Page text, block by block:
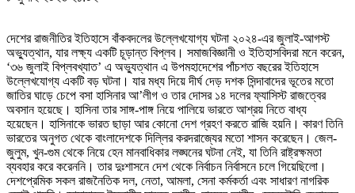
দেশের রাজনীতির ইতিহাসে বাঁকবদলের উল্লেখযোগ্য ঘটনা ২০২৪-এর জুলাই-আগস্ট
অভ্যুত্থান, যার লক্ষ্য একটি চূড়ান্ত বিপ্লব। সমাজবিজ্ঞানী ও ইতিহাসবিদরা মনে করেন,
‘৩৬ জুলাই বিপ্লবখ্যাত’ এ অভ্যুত্থান এ উপমহাদেশের পাঁচশত বছরের ইতিহাসে
উল্লেখযোগ্য একটি বড় ঘটনা। যার মধ্য দিয়ে দীর্ঘ দেড় দশক সিন্দাবাদের ভূতের মতো
জাতির ঘাড়ে চেপে বসা হাসিনার আ’লীগ ও তার দোসর ১৪ দলের ফ্যাসিস্ট রাজত্বের
অবসান হয়েছে। হাসিনা তার সাঙ্গ-পাঙ্গ নিয়ে পালিয়ে ভারতে আশ্রয় নিতে বাধ্য
হয়েছেন। হাসিনাকে ভারত ছাড়া আর কোনো দেশ গ্রহণ করতে রাজি হয়নি। কারণ তিনি
ভারতের অনুগত থেকে বাংলাদেশকে দিল্লির করদরাজ্যের মতো শাসন করেছেন। জেল-
জুলুম, খুন-গুম থেকে নিয়ে হেন মানবাধিকার লঙ্ঘনের ঘটনা নেই, যা তিনি রাষ্ট্রক্ষমতা
ব্যবহার করে করেননি। তার দুঃশাসনে দেশ থেকে নির্বাচন নির্বাসনে চলে গিয়েছিলো।
দেশপ্রেমিক সকল রাজনৈতিক দল, নেতা, আমলা, সেনা কর্মকর্তা এবং সাধারণ নাগরিক